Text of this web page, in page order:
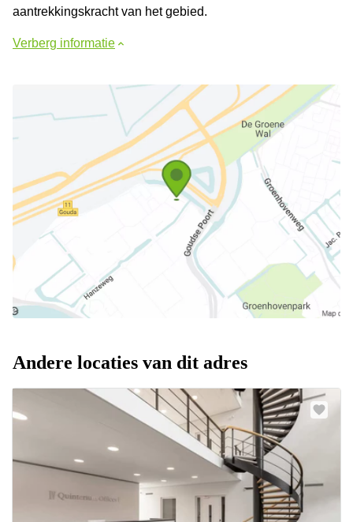
aantrekkingskracht van het gebied.
Verberg informatie
Andere locaties van dit adres